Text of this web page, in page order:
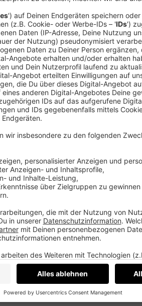
und Lebensqualität. Viele
weniger wert.
über Inflation:
langfristig nicht mehr das halten,
ehrlich und verständlich. Wir
deinem Alltag macht und
anders zu denken – und
Werten basieren und nicht auf